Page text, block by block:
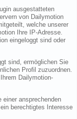
ausgestatteten
von Dailymotion
welche unserer
Ihre IP-Adresse.
eingeloggt sind oder
sind, ermöglichen Sie
Profil zuzuordnen.
Dailymotion-
einer ansprechenden
berechtigtes Interesse